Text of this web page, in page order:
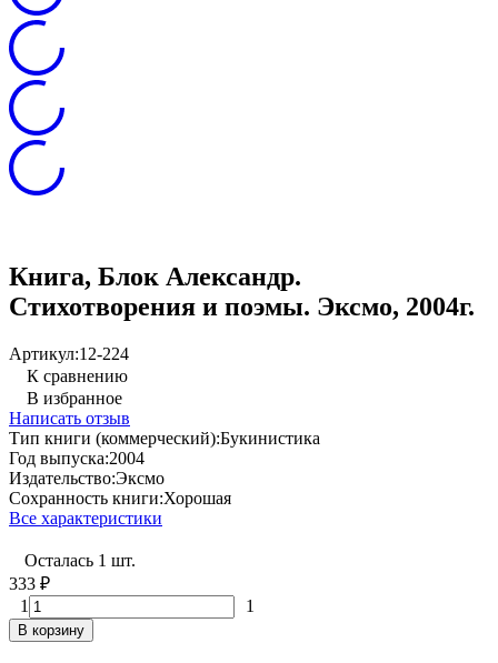
Книга, Блок Александр.
Стихотворения и поэмы. Эксмо, 2004г.
Артикул:12-224
К сравнению
В избранное
Написать отзыв
Тип книги (коммерческий):Букинистика
Год выпуска:2004
Издательство:Эксмо
Сохранность книги:Хорошая
Все характеристики
Осталась 1 шт.
333 ₽
1
1
В корзину